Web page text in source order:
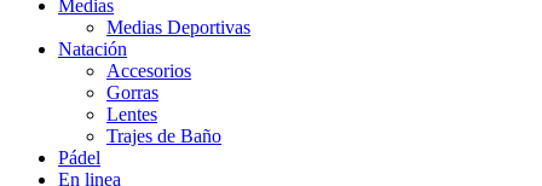
Medias
Medias Deportivas
Natación
Accesorios
Gorras
Lentes
Trajes de Baño
Pádel
En linea